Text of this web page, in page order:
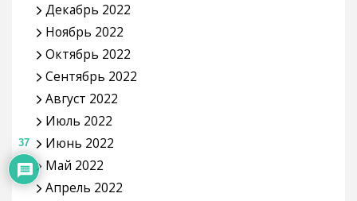
Декабрь 2022
Ноябрь 2022
Октябрь 2022
Сентябрь 2022
Август 2022
Июль 2022
Июнь 2022
Май 2022
Апрель 2022
37